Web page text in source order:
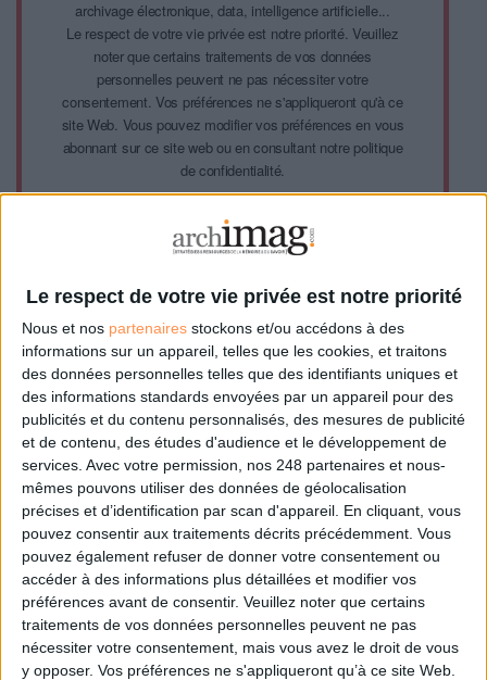
Le respect de votre vie privée est notre priorité
Nous et nos partenaires stockons et/ou accédons à des
informations sur un appareil, telles que les cookies, et traitons
des données personnelles telles que des identifiants uniques et
des informations standards envoyées par un appareil pour des
publicités et du contenu personnalisés, des mesures de publicité
et de contenu, des études d'audience et le développement de
services. Avec votre permission, nos 248 partenaires et nous-
mêmes pouvons utiliser des données de géolocalisation
précises et d’identification par scan d'appareil. En cliquant, vous
pouvez consentir aux traitements décrits précédemment. Vous
pouvez également refuser de donner votre consentement ou
accéder à des informations plus détaillées et modifier vos
préférences avant de consentir. Veuillez noter que certains
traitements de vos données personnelles peuvent ne pas
nécessiter votre consentement, mais vous avez le droit de vous
y opposer. Vos préférences ne s'appliqueront qu’à ce site Web.
archivage électronique, data, intelligence artificielle...
Le respect de votre vie privée est notre priorité. Veuillez
noter que certains traitements de vos données
personnelles peuvent ne pas nécessiter votre
consentement. Vos préférences ne s'appliqueront qu'à ce
site Web. Vous pouvez modifier vos préférences en vous
abonnant sur ce site web ou en consultant notre politique
de confidentialité.
0 Commentaire
AFCDP
Données Publiques
Open Data
Connectez-vousouinscrivez-vouspour publier un commentaire
À LIRE SUR ARCHIMAG